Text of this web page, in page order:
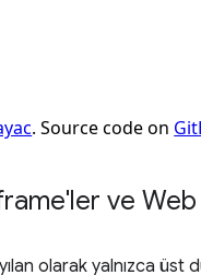
ve
olarak yalnızca